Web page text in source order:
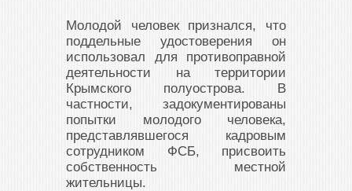
Молодой человек признался, что
поддельные удостоверения он
использовал для противоправной
деятельности на территории
Крымского полуострова. В
частности, задокументированы
попытки молодого человека,
представлявшегося кадровым
сотрудником ФСБ, присвоить
собственность местной
жительницы.